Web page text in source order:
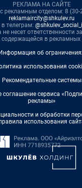
РЕКЛАМА НА САЙТЕ
рекламным отделом: 8 (30-
reklamaircity@shkulev.ru
в телеграм:
несет ответственности
в рекламных
об
использования
Рекомендательные системы
соглашение сервиса
рекламы»
и обработки
использования